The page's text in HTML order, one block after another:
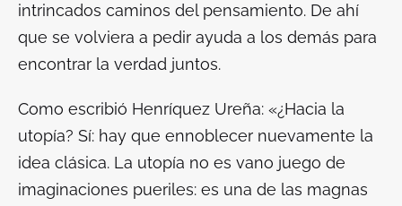
intrincados caminos del pensamiento. De ahí
que se volviera a pedir ayuda a los demás para
encontrar la verdad juntos.
Como escribió Henríquez Ureña: «¿Hacia la
utopía? Sí: hay que ennoblecer nuevamente la
idea clásica. La utopía no es vano juego de
imaginaciones pueriles: es una de las magnas